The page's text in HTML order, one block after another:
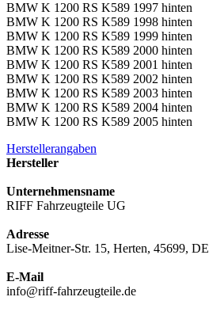
BMW K 1200 RS K589 1997 hinten
BMW K 1200 RS K589 1998 hinten
BMW K 1200 RS K589 1999 hinten
BMW K 1200 RS K589 2000 hinten
BMW K 1200 RS K589 2001 hinten
BMW K 1200 RS K589 2002 hinten
BMW K 1200 RS K589 2003 hinten
BMW K 1200 RS K589 2004 hinten
BMW K 1200 RS K589 2005 hinten
Herstellerangaben
Hersteller
Unternehmensname
RIFF Fahrzeugteile UG
Adresse
Lise-Meitner-Str. 15, Herten, 45699, DE
E-Mail
info@riff-fahrzeugteile.de